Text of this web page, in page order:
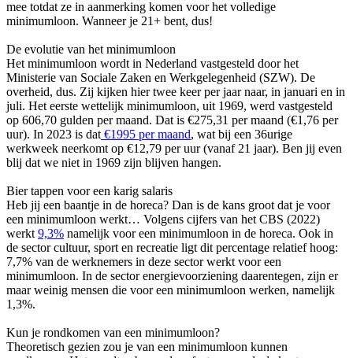
mee totdat ze in aanmerking komen voor het volledige
minimumloon. Wanneer je 21+ bent, dus!
De evolutie van het minimumloon
Het minimumloon wordt in Nederland vastgesteld door het
Ministerie van Sociale Zaken en Werkgelegenheid (SZW). De
overheid, dus. Zij kijken hier twee keer per jaar naar, in januari en in
juli. Het eerste wettelijk minimumloon, uit 1969, werd vastgesteld
op 606,70 gulden per maand. Dat is €275,31 per maand (€1,76 per
uur). In 2023 is dat €1995 per maand, wat bij een 36urige
werkweek neerkomt op €12,79 per uur (vanaf 21 jaar). Ben jij even
blij dat we niet in 1969 zijn blijven hangen.
Bier tappen voor een karig salaris
Heb jij een baantje in de horeca? Dan is de kans groot dat je voor
een minimumloon werkt… Volgens cijfers van het CBS (2022)
werkt 9,3% namelijk voor een minimumloon in de horeca. Ook in
de sector cultuur, sport en recreatie ligt dit percentage relatief hoog:
7,7% van de werknemers in deze sector werkt voor een
minimumloon. In de sector energievoorziening daarentegen, zijn er
maar weinig mensen die voor een minimumloon werken, namelijk
1,3%.
Kun je rondkomen van een minimumloon?
Theoretisch gezien zou je van een minimumloon kunnen